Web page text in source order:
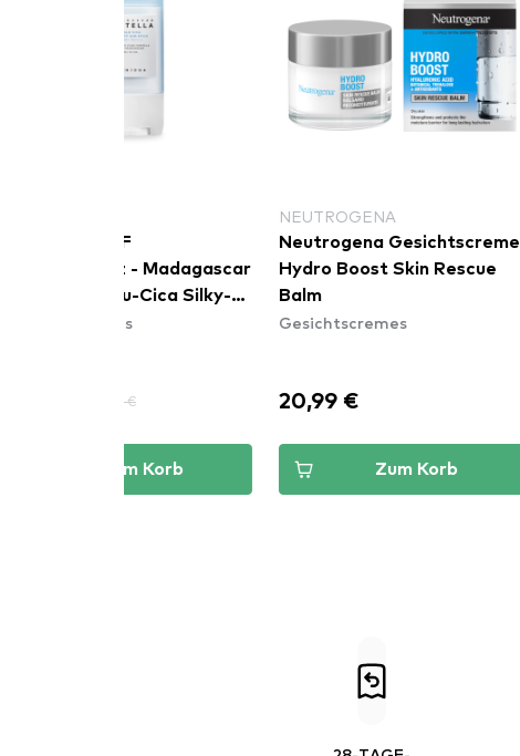
Neutrogena Gesichtscreme
Hydro Boost Skin Rescue
Balm
20,99 €
Zum Korb
SKIN1004
Soothing